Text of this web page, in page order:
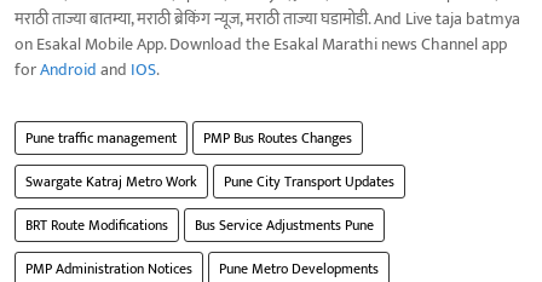
मराठी ताज्या बातम्या, मराठी ब्रेकिंग न्यूज, मराठी ताज्या घडामोडी. And Live taja batmya
on Esakal Mobile App. Download the Esakal Marathi news Channel app
forAndroidand IOS.
Pune traffic management
PMP Bus Routes Changes
Swargate Katraj Metro Work
Pune City Transport Updates
BRT Route Modifications
Bus Service Adjustments Pune
PMP Administration Notices
Pune Metro Developments